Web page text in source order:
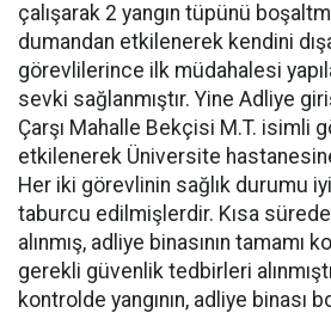
çalışarak 2 yangın tüpünü
dumandan etkilenerek kendini
görevlilerince ilk müdahalesi
sevki sağlanmıştır. Yine Adliye
Çarşı Mahalle Bekçisi M.T. isimli
etkilenerek Üniversite
Her iki görevlinin sağlık durumu
taburcu edilmişlerdir. Kısa sürede
alınmış, adliye binasının tamamı
gerekli güvenlik tedbirleri
kontrolde yangının, adliye binası